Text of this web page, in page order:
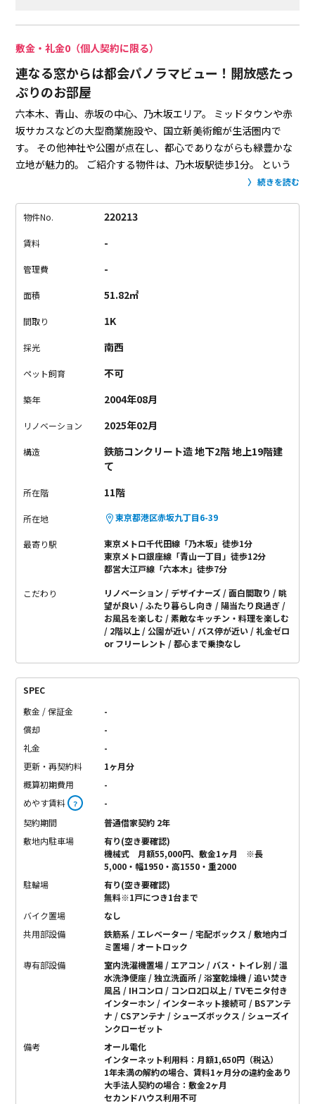
敷金・礼金0（個人契約に限る）
連なる窓からは都会パノラマビュー！開放感たっ
ぷりのお部屋
六本木、青山、赤坂の中心、乃木坂エリア。
ミッドタウンや赤
坂サカスなどの大型商業施設や、国立新美術館が生活圏内で
す。
その他神社や公園が点在し、都心でありながらも緑豊かな
立地が魅力的。
ご紹介する物件は、乃木坂駅徒歩1分。
という
より、地下鉄出入口がエントランスの目の前にあります。雨の
なカーブを描く1LDK。壁に連なる窓がこのお部屋の魅力。
ベーションされ、撮影時はほぼ新築の装い。
う装いです。
東京の一等地、乃木坂で開放感と暮らす住まい。
続きを読む
物件No. 220213
賃料 -
管理費 -
面積 51.82㎡
間取り 1K
採光 南西
ペット飼育 不可
築年 2004年08月
リノベーション 2025年02月
構造
鉄筋コンクリート造 地下2階 地上19階建
て
所在階 11階
所在地 東京都港区赤坂九丁目6-39
最寄り駅
東京メトロ千代田線「乃木坂」徒歩1分
東京メトロ銀座線「青山一丁目」徒歩12分
都営大江戸線「六本木」徒歩7分
こだわり リノベーション デザイナーズ 面白間取り
眺
望が良い
ふたり暮らし向き
陽当たり良過ぎ
お風呂を楽しむ
素敵なキッチン・料理を楽しむ
2階以上
公園が近い バス停が近い
礼金ゼロ
or フリーレント
都心まで乗換なし
SPEC
敷金 / 保証金
-
償却
-
礼金
-
更新・再契約料
1ヶ月分
概算初期費用
-
めやす賃料 ？
-
契約期間
普通借家契約 2年
敷地内駐車場
有り(空き要確認)
機械式 月額55,000円、敷金1ヶ月 ※長
5,000・幅1950・高1550・重2000
駐輪場
有り(空き要確認)
無料※1戸につき1台まで
バイク置場
なし
共用部設備
鉄筋系 / エレベーター / 宅配ボックス / 敷地内ゴ
ミ置場 / オートロック
専有部設備
室内洗濯機置場 / エアコン / バス・トイレ別 / 温
水洗浄便座 / 独立洗面所 / 浴室乾燥機 / 追い焚き
風呂 / IHコンロ / コンロ2口以上 / TVモニタ付き
インターホン / インターネット接続可 / BSアンテ
ナ / CSアンテナ / シューズボックス / シューズイ
ンクローゼット
備考
オール電化
インターネット利用料：月額1,650円（税込）
1年未満の解約の場合、賃料1ヶ月分の違約金あり
大手法人契約の場合：敷金2ヶ月
セカンドハウス利用不可